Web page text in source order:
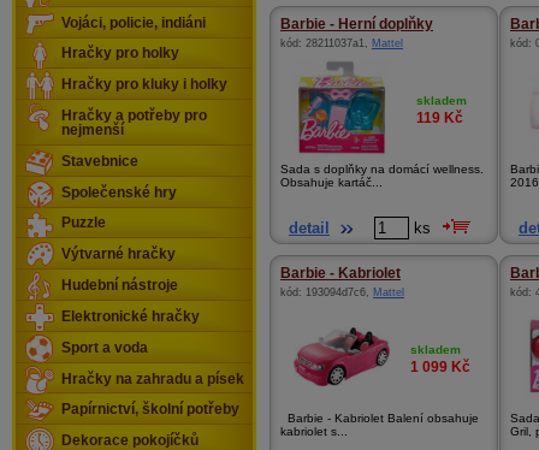
Barbie - Herní doplňky
kód: 28211037a1, Mattel
skladem
119 Kč
Sada s doplňky na domácí wellness.
Obsahuje kartáč...
detail ks
kód:
Barbie - Kabriolet
kód: 193094d7c6, Mattel
skladem
1 099 Kč
Barbie - Kabriolet Balení obsahuje
kabriolet s...
kód:
Gril,
Vojáci, policie, indiáni
Hračky pro holky
Hračky pro kluky i holky
Hračky a potřeby pro
nejmenší
Stavebnice
Společenské hry
Puzzle
Výtvarné hračky
Hudební nástroje
Elektronické hračky
Sport a voda
Hračky na zahradu a písek
Papírnictví, školní potřeby
Dekorace pokojíčků